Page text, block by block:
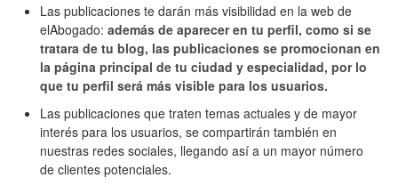
Las publicaciones te darán más visibilidad en la web de
elAbogado: además de aparecer en tu perfil, como si se
tratara de tu blog, las publicaciones se promocionan en
la página principal de tu ciudad y especialidad, por lo
que tu perfil será más visible para los usuarios.
Las publicaciones que traten temas actuales y de mayor
interés para los usuarios, se compartirán también en
nuestras redes sociales, llegando así a un mayor número
de clientes potenciales.